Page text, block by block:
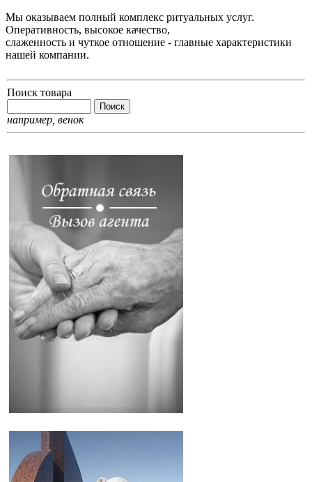
Мы оказываем полный комплекс ритуальных услуг.
Оперативность, высокое качество,
слаженность и чуткое отношение - главные характеристики
нашей компании.
Поиск товара
например, венок